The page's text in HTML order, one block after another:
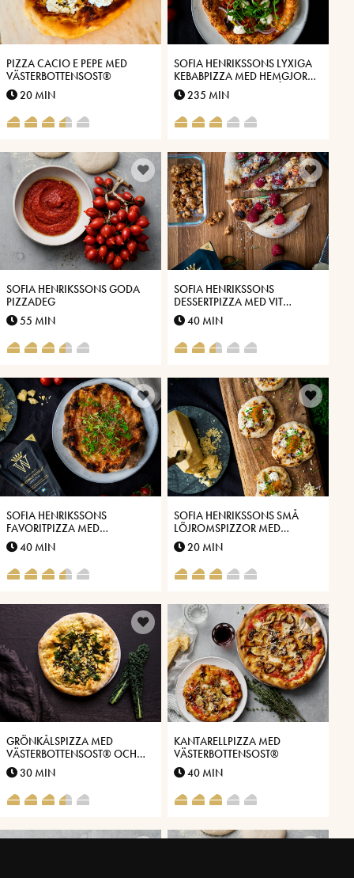
PIZZA CACIO E PEPE MED
VÄSTERBOTTENSOST®
20 MIN
SOFIA HENRIKSSONS LYXIGA
KEBABPIZZA MED HEMGJORD
KEBAB OCH VITLÖKSSÅS MED
VÄSTERBOTTENSOST®
235 MIN
SOFIA HENRIKSSONS GODA
PIZZADEG
55 MIN
SOFIA HENRIKSSONS
DESSERTPIZZA MED VIT
CHOKLAD, HALLON,
KANDERADE NÖTTER OCH
ROSMARIN
40 MIN
SOFIA HENRIKSSONS
FAVORITPIZZA MED
PANCETTA, FÄRSK KÖRVEL
OCH VÄSTERBOTTENSOST®
40 MIN
SOFIA HENRIKSSONS SMÅ
LÖJROMSPIZZOR MED
VÄSTERBOTTENSOST®
20 MIN
GRÖNKÅLSPIZZA MED
VÄSTERBOTTENSOST® OCH
ROSTADE PINJENÖTTER
30 MIN
KANTARELLPIZZA MED
VÄSTERBOTTENSOST®
40 MIN